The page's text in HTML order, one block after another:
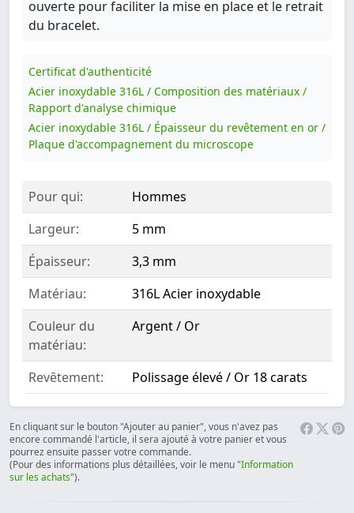
ouverte pour faciliter la mise en place et le retrait
du bracelet.
Certificat d'authenticité
Acier inoxydable 316L / Composition des matériaux /
Rapport d'analyse chimique
Acier inoxydable 316L / Épaisseur du revêtement en or /
Plaque d'accompagnement du microscope
Pour qui:
Hommes
Largeur:
5 mm
Épaisseur:
3,3 mm
Matériau:
316L Acier inoxydable
Couleur du
matériau:
Argent / Or
Revêtement: Polissage élevé / Or 18 carats
En cliquant sur le bouton "Ajouter au panier", vous n'avez pas
encore commandé l'article, il sera ajouté à votre panier et vous
pourrez ensuite passer votre commande.
(Pour des informations plus détaillées, voir le menu "Information
sur les achats").